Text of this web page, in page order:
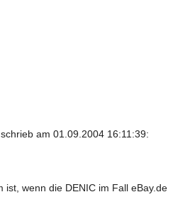
am 01.09.2004 16:11:39:
ist, wenn die DENIC im Fall eBay.de